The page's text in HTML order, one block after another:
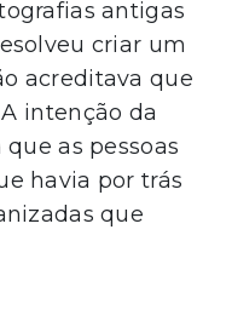
antigas
criar um
acreditava que
intenção da
as pessoas
havia por trás
que